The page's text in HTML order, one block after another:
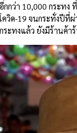
กว่า 10,000 กระทง
วิด-19 จนกระทั่งปี
ระทงแล้ว ยังมีร้านค้